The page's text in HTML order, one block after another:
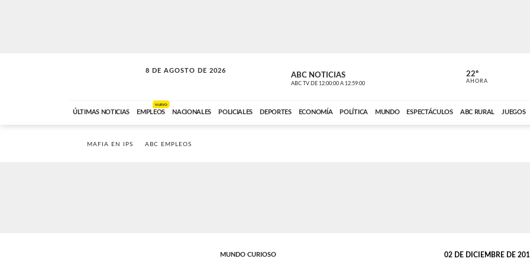
8 DE AGOSTO DE 2026
SOLO MÚSICA ABC NOTICIAS
ABC TV DE 12:00:00 A 12:59:00 ABC CARDINAL
22º
AHORA
ÚLTIMAS NOTICIAS EMPLEOS
NUEVO
NACIONALES POLICIALES DEPORTES ECONOMÍA POLÍTICA MUNDO ESPECTÁCULOS ABC RURAL JUEGOS
MAFIA EN IPS ABC EMPLEOS
MUNDO CURIOSO 02 DE DICIEMBRE DE